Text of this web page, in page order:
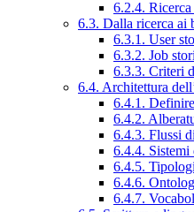
6.2.4.
6.3. Dalla ricerca ai
6.3.1. User
6.3.2. Job
6.3.3. Criteri
6.4. Architettura
6.4.1.
6.4.2.
6.4.3. Flussi
6.4.4.
6.4.5.
6.4.6.
6.4.7.